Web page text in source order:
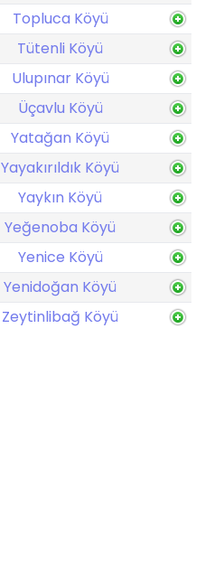
Topluca Köyü
Tütenli Köyü
Ulupınar Köyü
Üçavlu Köyü
Yatağan Köyü
Yayakırıldık Köyü
Yaykın Köyü
Yeğenoba Köyü
Yenice Köyü
Yenidoğan Köyü
Zeytinlibağ Köyü